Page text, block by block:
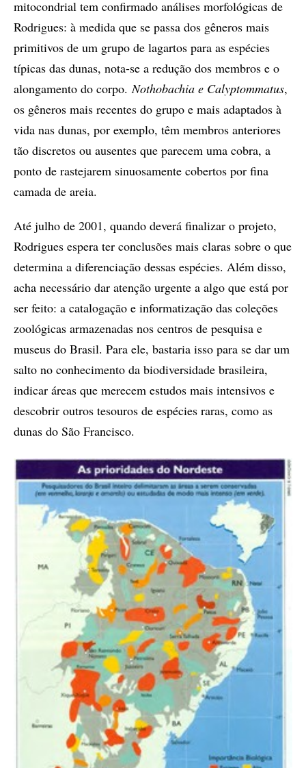
mitocondrial tem confirmado análises morfológicas de
Rodrigues: à medida que se passa dos gêneros mais
primitivos de um grupo de lagartos para as espécies
típicas das dunas, nota-se a redução dos membros e o
alongamento do corpo.Nothobachia e Calyptommatus,
os gêneros mais recentes do grupo e mais adaptados à
vida nas dunas, por exemplo, têm membros anteriores
tão discretos ou ausentes que parecem uma cobra, a
ponto de rastejarem sinuosamente cobertos por fina
camada de areia.
Até julho de 2001, quando deverá finalizar o projeto,
Rodrigues espera ter conclusões mais claras sobre o que
determina a diferenciação dessas espécies. Além disso,
acha necessário dar atenção urgente a algo que está por
ser feito: a catalogação e informatização das coleções
zoológicas armazenadas nos centros de pesquisa e
museus do Brasil. Para ele, bastaria isso para se dar um
salto no conhecimento da biodiversidade brasileira,
indicar áreas que merecem estudos mais intensivos e
descobrir outros tesouros de espécies raras, como as
dunas do São Francisco.